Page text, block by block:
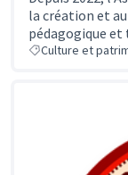
la création et
pédagogique et
Culture et